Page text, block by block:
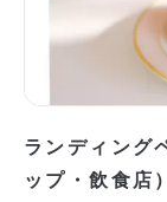
ランディング
ップ・飲食店）